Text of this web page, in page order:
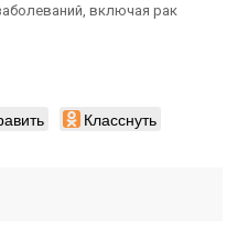
включая рак
Класснуть